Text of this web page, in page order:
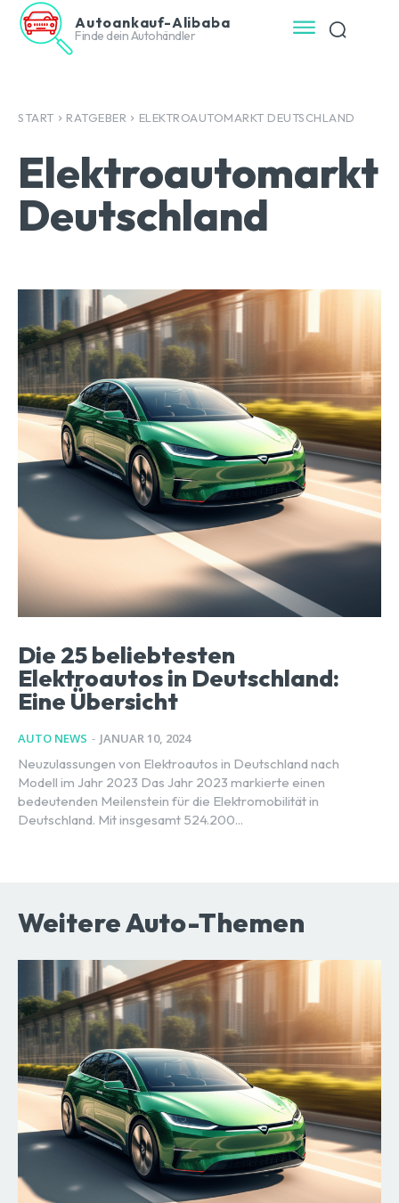
Autoankauf-Alibaba
Finde dein Autohändler
START RATGEBER ELEKTROAUTOMARKT DEUTSCHLAND
Elektroautomarkt
Deutschland
Die 25 beliebtesten
Elektroautos in Deutschland:
Eine Übersicht
AUTO NEWS - JANUAR 10, 2024
Neuzulassungen von Elektroautos in Deutschland nach
Modell im Jahr 2023 Das Jahr 2023 markierte einen
bedeutenden Meilenstein für die Elektromobilität in
Deutschland. Mit insgesamt 524.200...
Weitere Auto-Themen